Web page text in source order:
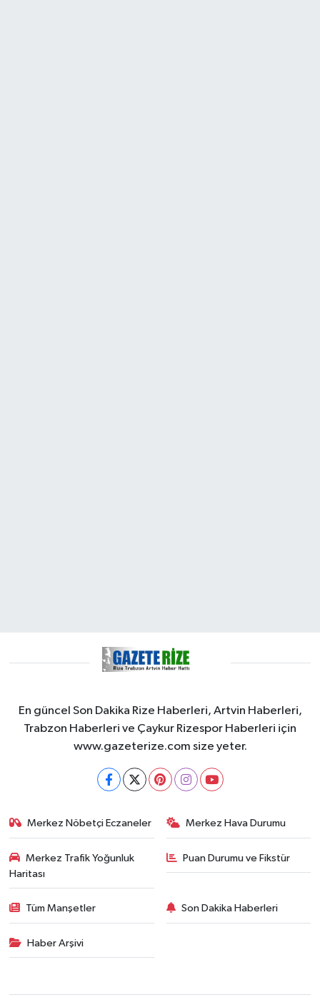
En güncel Son Dakika Rize Haberleri, Artvin Haberleri,
Trabzon Haberleri ve Çaykur Rizespor Haberleri için
www.gazeterize.com size yeter.
Merkez Nöbetçi Eczaneler Merkez Hava Durumu
Merkez Trafik Yoğunluk
Haritası
Puan Durumu ve Fikstür
Tüm Manşetler Son Dakika Haberleri
Haber Arşivi